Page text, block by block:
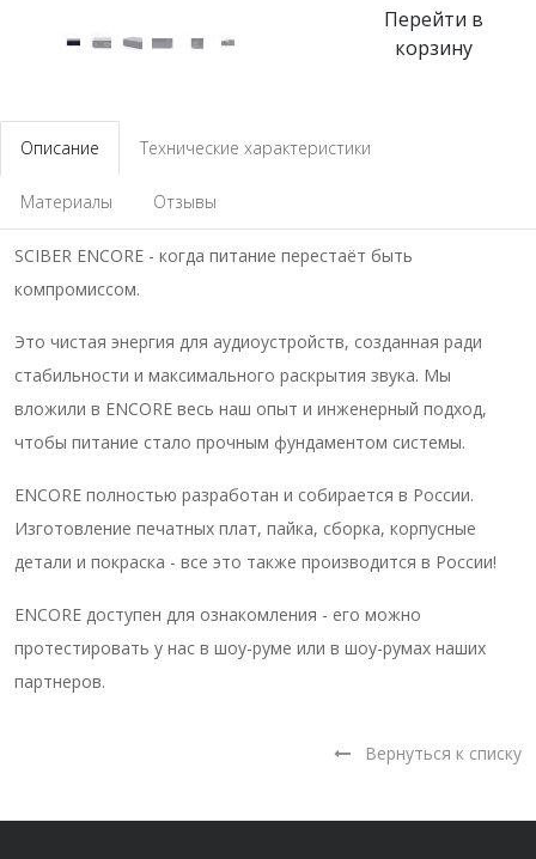
Перейти в
корзину
Описание Технические характеристики
Материалы Отзывы
SCIBER ENCORE - когда питание перестаёт быть
компромиссом.
Это чистая энергия для аудиоустройств, созданная ради
стабильности и максимального раскрытия звука. Мы
вложили в ENCORE весь наш опыт и инженерный подход,
чтобы питание стало прочным фундаментом системы.
ENCORE полностью разработан и собирается в России.
Изготовление печатных плат, пайка, сборка, корпусные
детали и покраска - все это также производится в России!
ENCORE доступен для ознакомления - его можно
протестировать у нас в шоу-руме или в шоу-румах наших
партнеров.
Вернуться к списку